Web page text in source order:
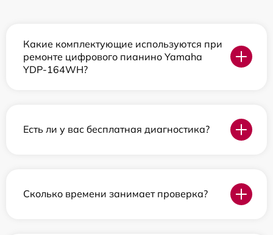
Какие комплектующие используются при
ремонте цифрового пианино Yamaha
YDP-164WH?
Есть ли у вас бесплатная диагностика?
Сколько времени занимает проверка?